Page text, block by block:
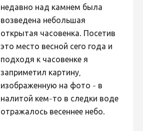
недавно над камнем была
возведена небольшая
открытая часовенка. Посетив
это место весной сего года и
подходя к часовенке я
заприметил картину,
изображенную на фото - в
налитой кем-то в следки воде
отражалось весеннее небо.